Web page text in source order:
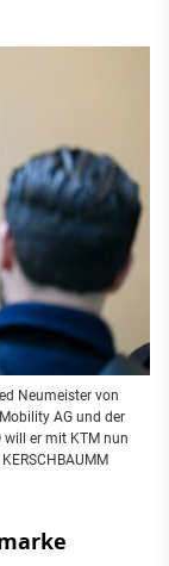
Neumeister von
AG und der
will er mit KTM nun